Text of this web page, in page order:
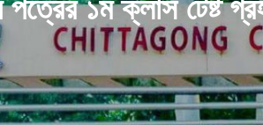
পত্রের ১ম ক্লাস টেষ্ট